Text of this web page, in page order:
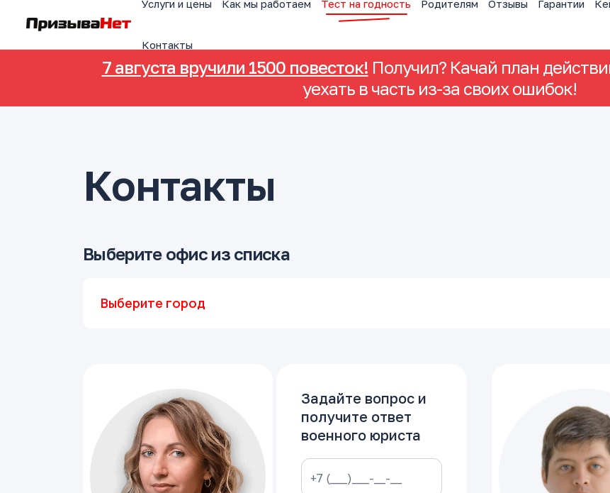
Услуги и цены Как мы работаем Тест на годность Родителям Отзывы Гарантии
Контакты
7 августа вручили 1500 повесток! Получил? Качай план
уехать в часть из-за своих ошибок!
Контакты
Выберите офис из списка
Задайте вопрос и
получите ответ
военного юриста